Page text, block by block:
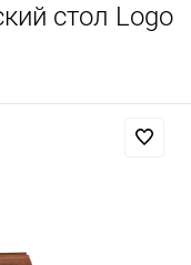
стол Logo